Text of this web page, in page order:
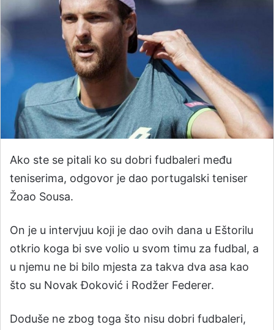
Ako ste se pitali ko su dobri fudbaleri među
teniserima, odgovor je dao portugalski teniser
Žoao Sousa.
On je u intervjuu koji je dao ovih dana u Eštorilu
otkrio koga bi sve volio u svom timu za fudbal, a
u njemu ne bi bilo mjesta za takva dva asa kao
što su Novak Đoković i Rodžer Federer.
Doduše ne zbog toga što nisu dobri fudbaleri,